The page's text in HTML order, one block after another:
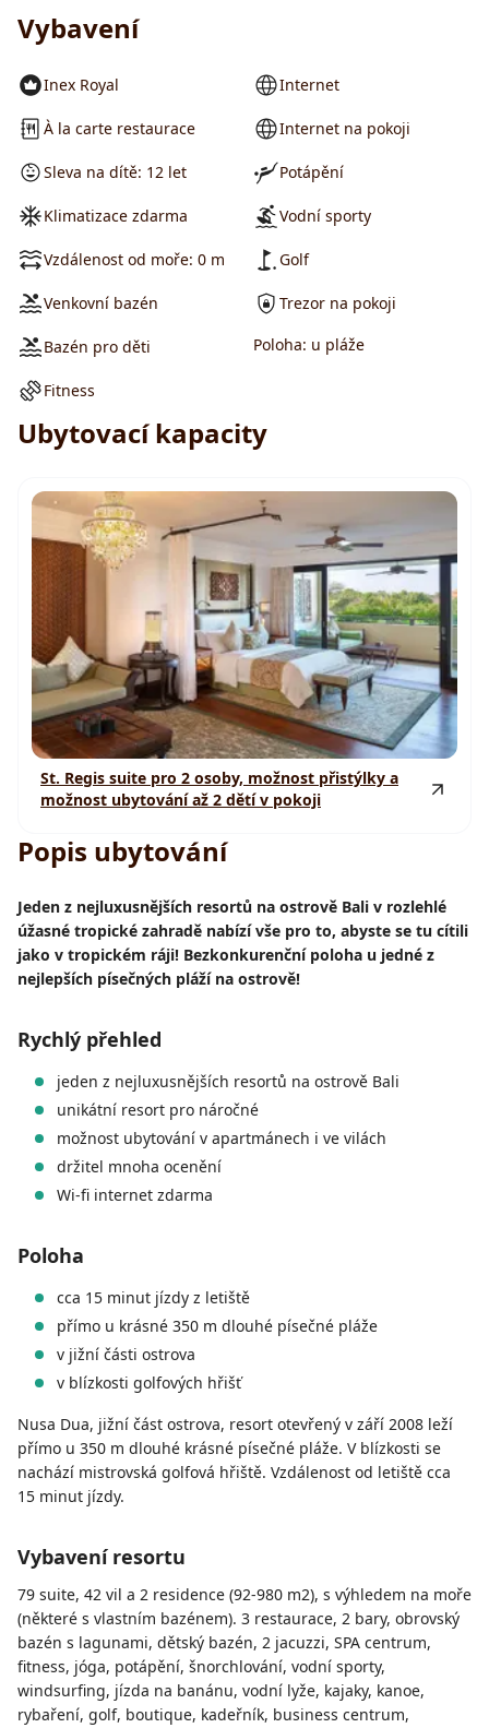
Vybavení
Inex Royal
À la carte restaurace
Sleva na dítě: 12 let
Klimatizace zdarma
Vzdálenost od moře: 0 m
Venkovní bazén
Bazén pro děti
Fitness
Internet
Internet na pokoji
Potápění
Vodní sporty
Golf
Trezor na pokoji
Poloha: u pláže
Ubytovací kapacity
St. Regis suite pro 2 osoby, možnost přistýlky a
možnost ubytování až 2 dětí v pokoji
Popis ubytování
Jeden z nejluxusnějších resortů na ostrově Bali v rozlehlé
úžasné tropické zahradě nabízí vše pro to, abyste se tu cítili
jako v tropickém ráji! Bezkonkurenční poloha u jedné z
nejlepších písečných pláží na ostrově!
Rychlý přehled
jeden z nejluxusnějších resortů na ostrově Bali
unikátní resort pro náročné
možnost ubytování v apartmánech i ve vilách
držitel mnoha ocenění
Wi-fi internet zdarma
Poloha
cca 15 minut jízdy z letiště
přímo u krásné 350 m dlouhé písečné pláže
v jižní části ostrova
v blízkosti golfových hřišť
Nusa Dua, jižní část ostrova, resort otevřený v září 2008 leží
přímo u 350 m dlouhé krásné písečné pláže. V blízkosti se
nachází mistrovská golfová hřiště. Vzdálenost od letiště cca
15 minut jízdy.
Vybavení resortu
79 suite, 42 vil a 2 residence (92-980 m2), s výhledem na moře
(některé s vlastním bazénem). 3 restaurace, 2 bary, obrovský
bazén s lagunami, dětský bazén, 2 jacuzzi, SPA centrum,
fitness, jóga, potápění, šnorchlování, vodní sporty,
windsurfing, jízda na banánu, vodní lyže, kajaky, kanoe,
rybaření, golf, boutique, kadeřník, business centrum,